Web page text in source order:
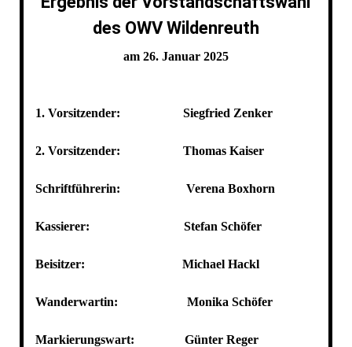
des OWV Wildenreuth
am 26. Januar 2025
1. Vorsitzender: Siegfried Zenker
2. Vorsitzender: Thomas Kaiser
Schriftführerin: Verena Boxhorn
Kassierer: Stefan Schöfer
Beisitzer: Michael Hackl
Wanderwartin: Monika Schöfer
Markierungswart: Günter Reger